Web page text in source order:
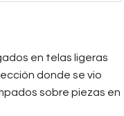
en telas ligeras
donde se vio
sobre piezas en